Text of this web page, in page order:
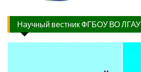
Научный вестник ФГБОУ ВО ЛГАУ